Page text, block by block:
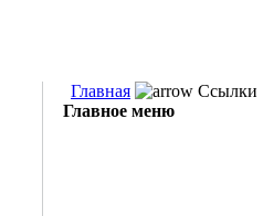
Главная
Ссылки
Главное меню